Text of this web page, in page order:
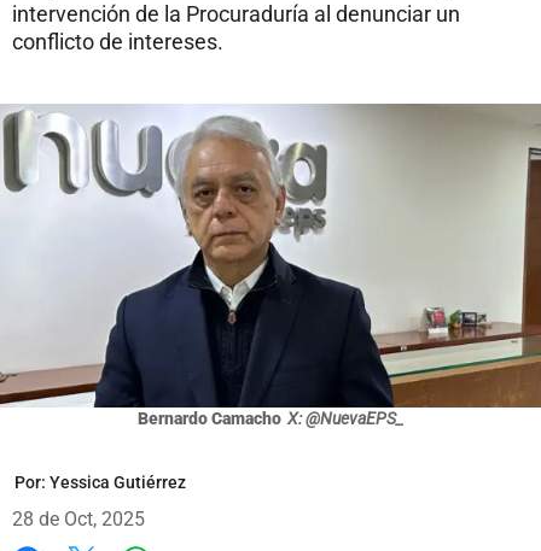
intervención de la Procuraduría al denunciar un
conflicto de intereses.
Bernardo Camacho X: @NuevaEPS_
Por: Yessica Gutiérrez
28 de Oct, 2025